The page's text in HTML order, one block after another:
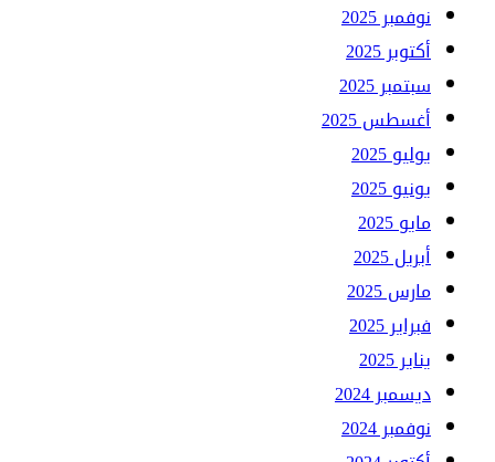
نوفمبر 2025
أكتوبر 2025
سبتمبر 2025
أغسطس 2025
يوليو 2025
يونيو 2025
مايو 2025
أبريل 2025
مارس 2025
فبراير 2025
يناير 2025
ديسمبر 2024
نوفمبر 2024